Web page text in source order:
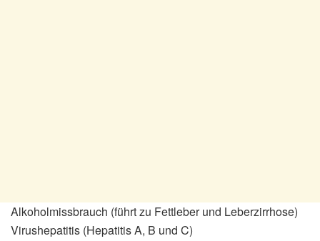
Alkoholmissbrauch (führt zu Fettleber und Leberzirrhose)
Virushepatitis (Hepatitis A, B und C)